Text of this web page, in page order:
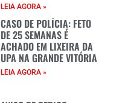
LEIA AGORA »
CASO DE POLÍCIA: FETO
DE 25 SEMANAS É
ACHADO EM LIXEIRA DA
UPA NA GRANDE VITÓRIA
LEIA AGORA »